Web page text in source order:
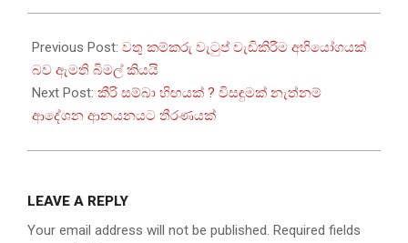
08-
15
Previous Post: වතු කම්කරු වැටුප් වැඩිකිරීම අභියෝගයක්
බව ඇමති බිමල් කියයි
Next Post: කීරි සම්බා හිඟයක් ? විසඳුමක් නැත්නම්
ආදේශන ආනයනයට තීරණයක්
LEAVE A REPLY
Your email address will not be published. Required fields